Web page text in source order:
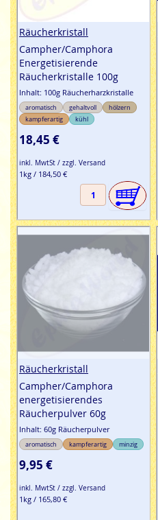
Räucherkristall
Campher/Camphora
Energetisierende
Räucherkristalle 100g
Inhalt: 100g Räucherharzkristalle
aromatisch gehaltvoll
hölzern
kampferartig
kühl
18,45 €
inkl. MwtSt / zzgl. Versand
1kg / 184,50 €
Räucherkristall
Campher/Camphora
energetisierendes
Räucherpulver 60g
Inhalt: 60g Räucherpulver
aromatisch kampferartig minzig
9,95 €
inkl. MwtSt / zzgl. Versand
1kg / 165,80 €